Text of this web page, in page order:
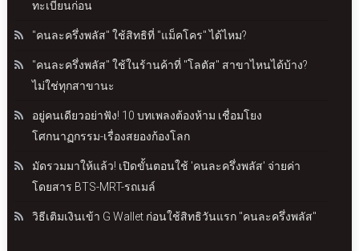
ทะเบียนก่อน
"คนละครึ่งพลัส" ใช้สิทธิที่ "แม็คโคร" ได้ไหม?
"คนละครึ่งพลัส" ใช้ในร้านค้าที่ "โลตัส" สาขาไหนได้บ้าง?
ไม่ใช่ทุกสาขานะ
อยู่คนเดียวอย่าฟัง! 10 บทเพลงต้องห้าม เชื่อมโยง
โศกนาฏกรรม-เรื่องสยองก้องโลก
มัดรวมมาให้แล้ว! เปิดขั้นตอนใช้ 'คนละครึ่งพลัส' จ่ายค่า
โดยสาร BTS-MRT-รถเมล์
วิธีเติมเงินเข้า G Wallet ก่อนใช้สิทธิวันแรก "คนละครึ่งพลัส"